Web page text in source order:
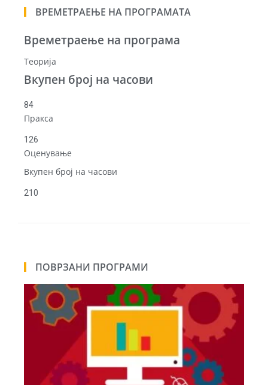
ВРЕМЕТРАЕЊЕ НА ПРОГРАМАТА
Времетраење на програма
Теорија
Вкупен број на часови
84
Пракса
126
Оценување
Вкупен број на часови
210
ПОВРЗАНИ ПРОГРАМИ